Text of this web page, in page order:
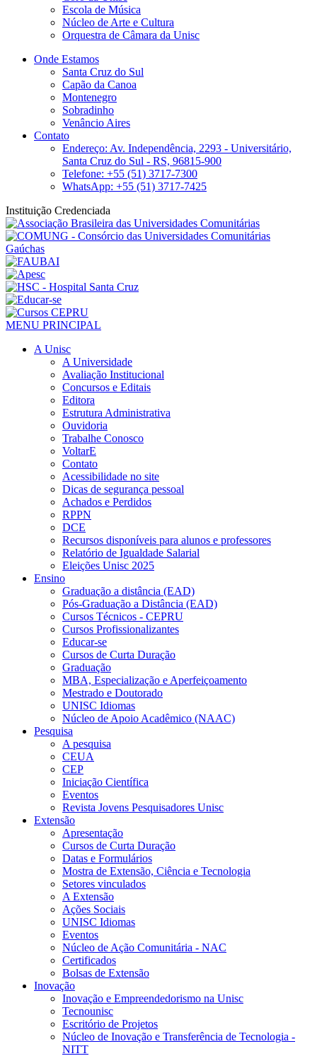
Escola de Música
Núcleo de Arte e Cultura
Orquestra de Câmara da Unisc
Onde Estamos
Santa Cruz do Sul
Capão da Canoa
Montenegro
Sobradinho
Venâncio Aires
Contato
Endereço: Av. Independência, 2293 - Universitário,
Santa Cruz do Sul - RS, 96815-900
Telefone: +55 (51) 3717-7300
WhatsApp: +55 (51) 3717-7425
Instituição Credenciada
MENU PRINCIPAL
A Unisc
A Universidade
Avaliação Institucional
Concursos e Editais
Editora
Estrutura Administrativa
Ouvidoria
Trabalhe Conosco
VoltarE
Contato
Acessibilidade no site
Dicas de segurança pessoal
Achados e Perdidos
RPPN
DCE
Recursos disponíveis para alunos e professores
Relatório de Igualdade Salarial
Eleições Unisc 2025
Ensino
Graduação a distância (EAD)
Pós-Graduação a Distância (EAD)
Cursos Técnicos - CEPRU
Cursos Profissionalizantes
Educar-se
Cursos de Curta Duração
Graduação
MBA, Especialização e Aperfeiçoamento
Mestrado e Doutorado
UNISC Idiomas
Núcleo de Apoio Acadêmico (NAAC)
Pesquisa
A pesquisa
CEUA
CEP
Iniciação Científica
Eventos
Revista Jovens Pesquisadores Unisc
Extensão
Apresentação
Cursos de Curta Duração
Datas e Formulários
Mostra de Extensão, Ciência e Tecnologia
Setores vinculados
A Extensão
Ações Sociais
UNISC Idiomas
Eventos
Núcleo de Ação Comunitária - NAC
Certificados
Bolsas de Extensão
Inovação
Inovação e Empreendedorismo na Unisc
Tecnounisc
Escritório de Projetos
Núcleo de Inovação e Transferência de Tecnologia -
NITT